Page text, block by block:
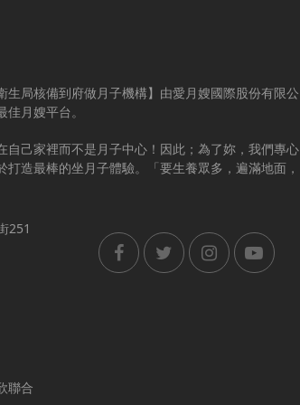
生局核備到府做月子機構】由愛月嫂國際股份有限公
月嫂平台。
自己家裡而不是月子中心！因此；為了妳，我們專心
造最棒的坐月子體驗。「要生養眾多，遍滿地面，
251
聯合